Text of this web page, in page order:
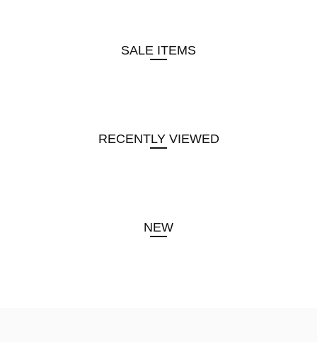
SALE ITEMS
RECENTLY VIEWED
NEW